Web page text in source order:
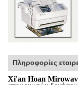
Πληροφορίες
Xi'an Hoan